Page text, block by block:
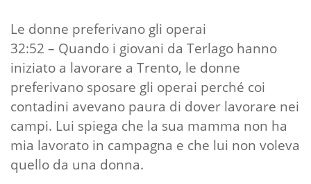
Le donne preferivano gli operai
32:52 – Quando i giovani da Terlago hanno
iniziato a lavorare a Trento, le donne
preferivano sposare gli operai perché coi
contadini avevano paura di dover lavorare nei
campi. Lui spiega che la sua mamma non ha
mia lavorato in campagna e che lui non voleva
quello da una donna.